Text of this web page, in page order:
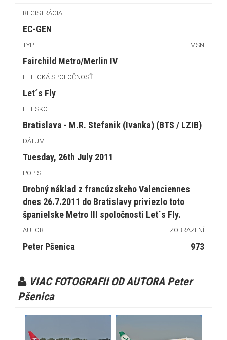
REGISTRÁCIA
EC-GEN
TYP MSN
Fairchild Metro/Merlin IV
LETECKÁ SPOLOČNOSŤ
Let´s Fly
LETISKO
Bratislava - M.R. Stefanik (Ivanka) (BTS / LZIB)
DÁTUM
Tuesday, 26th July 2011
POPIS
Drobný náklad z francúzskeho Valenciennes
dnes 26.7.2011 do Bratislavy priviezlo toto
španielske Metro III spoločnosti Let´s Fly.
AUTOR ZOBRAZENÍ
Peter Pšenica 973
VIAC FOTOGRAFII OD AUTORA Peter
Pšenica